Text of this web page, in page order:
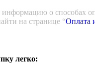
о способах
на странице “Оплата
легко: